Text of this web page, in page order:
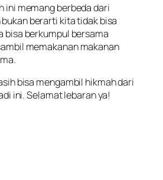
ini memang berbeda dari
berarti kita tidak bisa
bisa berkumpul bersama
memakanan makanan
bisa mengambil hikmah dari
ini. Selamat lebaran ya!